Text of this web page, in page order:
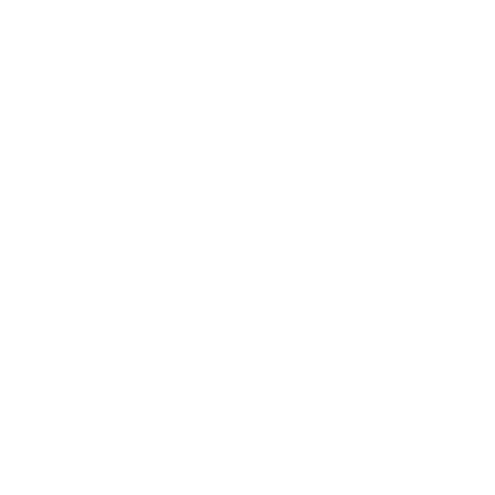
です。
ず変更すること